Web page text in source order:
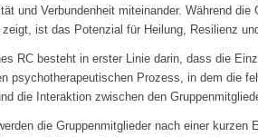
und Verbundenheit miteinander. Während
ist das Potenzial für Heilung, Resilienz
RC besteht in erster Linie darin, dass die
psychotherapeutischen Prozess, in dem die
die Interaktion zwischen den
die Gruppenmitglieder nach einer